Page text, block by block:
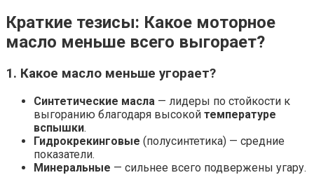
Краткие тезисы: Какое моторное
масло меньше всего выгорает?
1. Какое масло меньше угорает?
Синтетические масла — лидеры по стойкости к
выгоранию благодаря высокой температуре
вспышки.
Гидрокрекинговые (полусинтетика) — средние
показатели.
Минеральные — сильнее всего подвержены угару.